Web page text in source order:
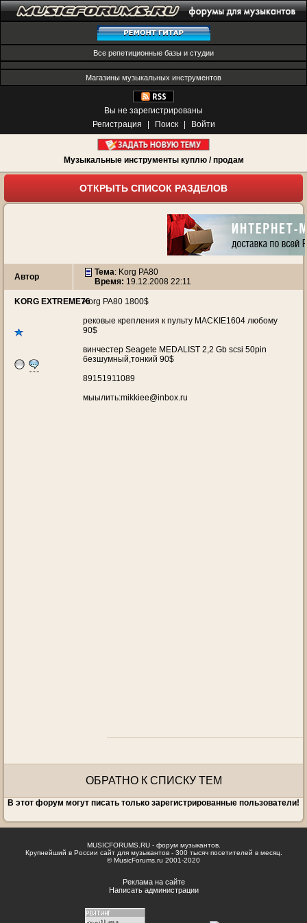
Все репетиционные базы и студии
Магазины музыкальных инструментов
Вы не зарегистрированы
Регистрация
Поиск Войти
Музыкальные инструменты куплю / продам
ОТКРЫТЬ СПИСОК РАЗДЕЛОВ
Автор Тема: Korg PA80
Время: 19.12.2008 22:11
KORG EXTREME76Korg PA80 1800$
рековые крепления к пульту MACKIE1604 любому
90$
винчестер Seagete MEDALIST 2,2 Gb scsi 50pin
безшумный,тонкий 90$
89151911089
мыылить:mikkiee@inbox.ru
ОБРАТНО К СПИСКУ ТЕМ
В этот форум могут писать только зарегистрированные пользователи!
MUSICFORUMS.RU - форум музыкантов.
Крупнейший в России сайт для музыкантов - 300 тысяч посетителей в месяц.
© MusicForums.ru 2001-2020
Реклама на сайте
Написать администрации